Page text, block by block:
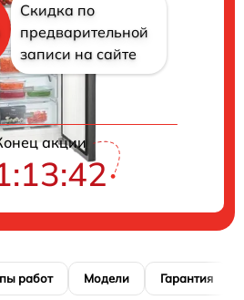
Скидка по
предварительной
записи на сайте
акции
работ Модели Гарантия